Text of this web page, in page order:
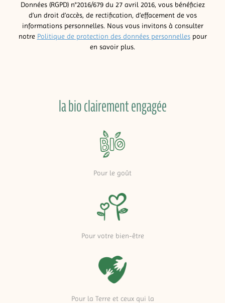
Données (RGPD) n°2016/679 du 27 avril 2016, vous bénéficiez
d’un droit d’accès, de rectification, d’effacement de vos
informations personnelles. Nous vous invitons à consulter
notre Politique de protection des données personnellespour
en savoir plus.
la bio clairement engagée
Pour le goût
Pour votre bien-être
Pour la Terre et ceux qui la